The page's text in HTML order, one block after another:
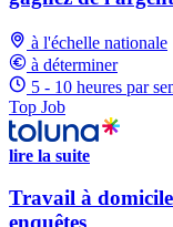
à l'échelle nationale
à déterminer
5 - 10 heures par
Top Job
lire la suite
Travail à